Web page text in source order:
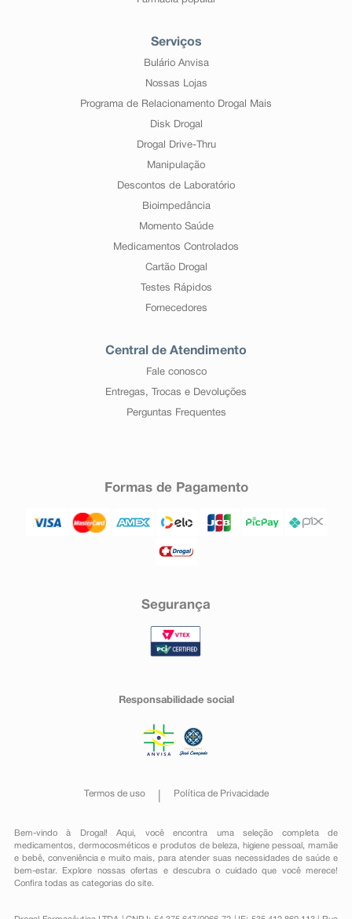
Serviços
Bulário Anvisa
Nossas Lojas
Programa de Relacionamento Drogal Mais
Disk Drogal
Drogal Drive-Thru
Manipulação
Descontos de Laboratório
Bioimpedância
Momento Saúde
Medicamentos Controlados
Cartão Drogal
Testes Rápidos
Fornecedores
Central de Atendimento
Fale conosco
Entregas, Trocas e Devoluções
Perguntas Frequentes
Formas de Pagamento
Segurança
Responsabilidade social
Termos de uso Política de Privacidade
Bem-vindo à Drogal! Aqui, você encontra uma seleção completa de
medicamentos , dermocosméticos e produtos de beleza, higiene pessoal ,mamãe
e bebê, conveniênciae muito mais, para atender suas necessidades de saúde e
bem-estar. Explore nossas ofertas e descubra o cuidado que você merece!
Confira todas as categorias do site.